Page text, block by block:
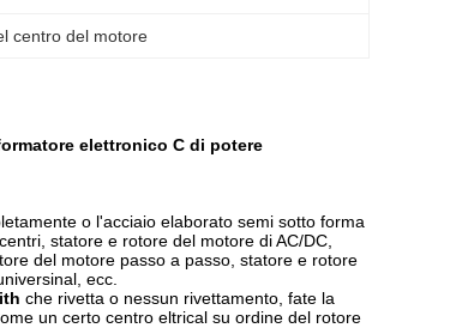
centro del motore
elettronico C di potere
o l'acciaio elaborato semi sotto forma
statore e rotore del motore di AC/DC,
del motore passo a passo, statore e rotore
ecc.
che rivetta o nessun rivettamento, fate la
un certo centro eltrical su ordine del rotore